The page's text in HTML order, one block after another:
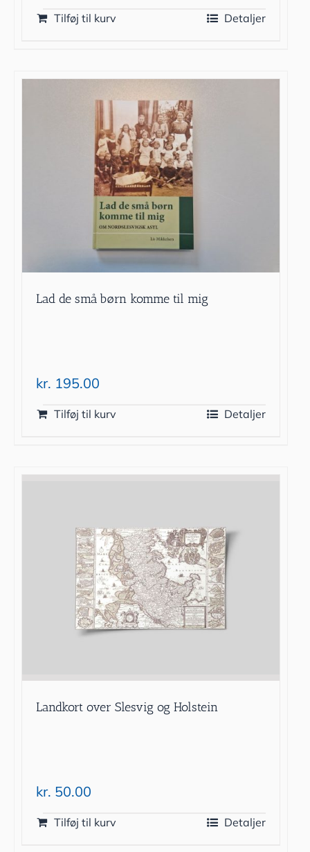
Tilføj til kurv Detaljer
Lad de små børn komme til mig
kr. 195.00
Tilføj til kurv Detaljer
Landkort over Slesvig og Holstein
kr. 50.00
Tilføj til kurv Detaljer